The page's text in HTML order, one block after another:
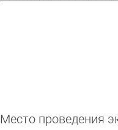
Место проведения